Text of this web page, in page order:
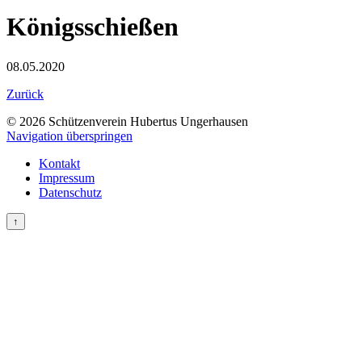
Königsschießen
08.05.2020
Zurück
© 2026 Schützenverein Hubertus Ungerhausen
Navigation überspringen
Kontakt
Impressum
Datenschutz
↑